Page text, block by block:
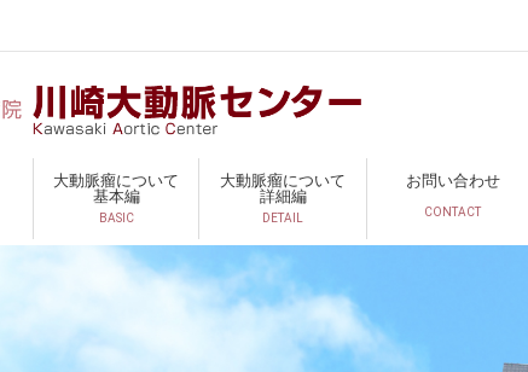
大動脈瘤について
基本編
BASIC
大動脈瘤について
詳細編
DETAIL
お問い合わせ
CONTACT